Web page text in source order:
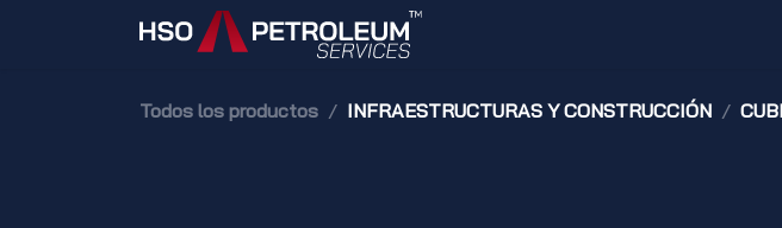
Todos los productos INFRAESTRUCTURAS Y CONSTRUCCIÓN